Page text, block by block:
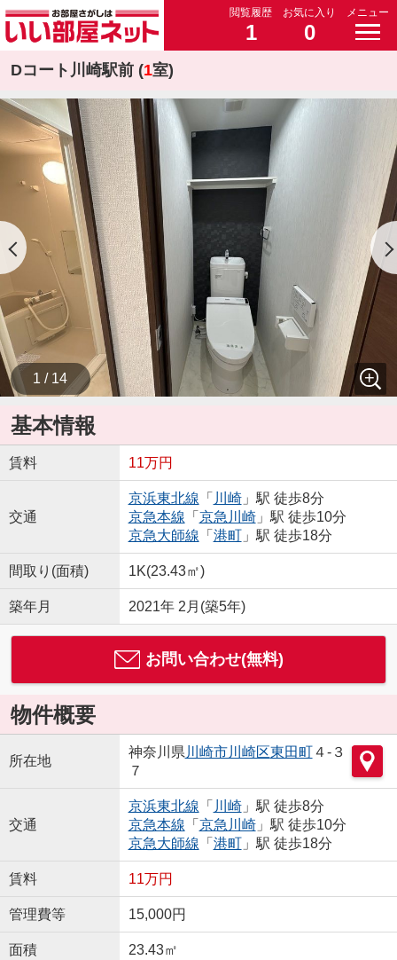
閲覧履歴
1
お気に入り
0
メニュー
Dコート川崎駅前 (1室)
1 / 14
基本情報
賃料 11万円
交通
京浜東北線 「 川崎」駅 徒歩8分
京急本線 「 京急川崎」駅 徒歩10分
京急大師線 「 港町」駅 徒歩18分
間取り(面積) 1K(23.43㎡)
築年月 2021年 2月(築5年)
お問い合わせ(無料)
物件概要
所在地
神奈川県 川崎市川崎区東田町４-３
７
交通
京浜東北線 「 川崎」駅 徒歩8分
京急本線 「 京急川崎」駅 徒歩10分
京急大師線 「 港町」駅 徒歩18分
賃料 11万円
管理費等 15,000円
面積 23.43㎡